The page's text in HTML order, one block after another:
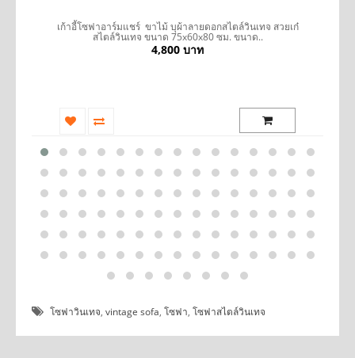
เก้าอี้โซฟาอาร์มแชร์ ขาไม้ บุผ้าลายดอกสไตล์วินเทจ สวยเก๋
สไตล์วินเทจ ขนาด 75x60x80 ซม. ขนาด..
4,800 บาท
โซฟาวินเทจ, vintage sofa, โซฟา, โซฟาสไตล์วินเทจ